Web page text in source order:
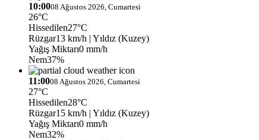
10:0008 Ağustos 2026, Cumartesi
26°C
Hissedilen27°C
Rüzgar13 km/h | Yıldız (Kuzey)
Yağış Miktarı0 mm/h
Nem37%
11:0008 Ağustos 2026, Cumartesi
27°C
Hissedilen28°C
Rüzgar15 km/h | Yıldız (Kuzey)
Yağış Miktarı0 mm/h
Nem32%